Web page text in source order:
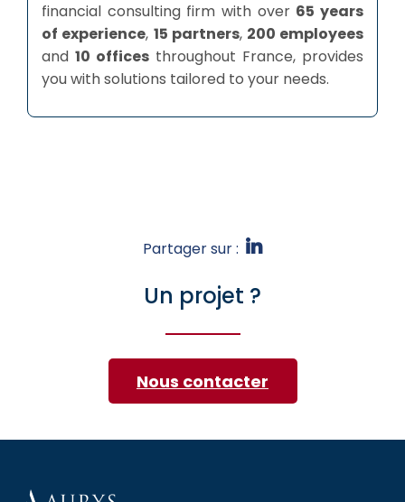
financial consulting firm with over 65 years
of experience, 15 partners, 200 employees
and10 offices throughout France, provides
you with solutions tailored to your needs.
Partager sur :
Un projet ?
Nous contacter